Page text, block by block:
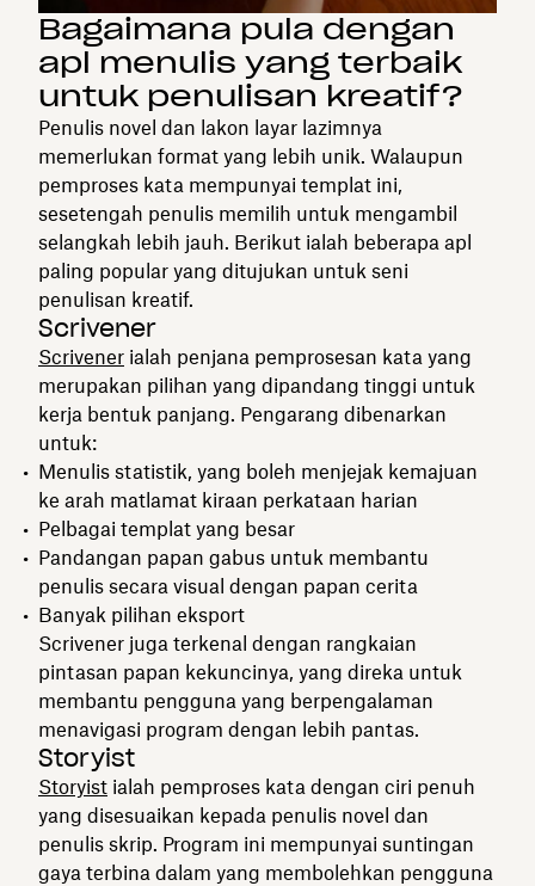
Bagaimana pula dengan
apl menulis yang terbaik
untuk penulisan kreatif?
Penulis novel dan lakon layar lazimnya
memerlukan format yang lebih unik. Walaupun
pemproses kata mempunyai templat ini,
sesetengah penulis memilih untuk mengambil
selangkah lebih jauh. Berikut ialah beberapa apl
paling popular yang ditujukan untuk seni
penulisan kreatif.
Scrivener
Scrivener ialah penjana pemprosesan kata yang
merupakan pilihan yang dipandang tinggi untuk
kerja bentuk panjang. Pengarang dibenarkan
untuk:
Menulis statistik, yang boleh menjejak kemajuan
ke arah matlamat kiraan perkataan harian
Pelbagai templat yang besar
Pandangan papan gabus untuk membantu
penulis secara visual dengan papan cerita
Banyak pilihan eksport
Scrivener juga terkenal dengan rangkaian
pintasan papan kekuncinya, yang direka untuk
membantu pengguna yang berpengalaman
menavigasi program dengan lebih pantas.
Storyist
Storyist ialah pemproses kata dengan ciri penuh
yang disesuaikan kepada penulis novel dan
penulis skrip. Program ini mempunyai suntingan
gaya terbina dalam yang membolehkan pengguna